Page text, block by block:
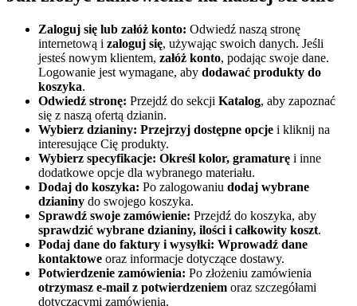
Zaloguj się lub załóż konto: Odwiedź naszą stronę
internetową i zaloguj się, używając swoich danych. Jeśli
jesteś nowym klientem, załóż konto, podając swoje dane.
Logowanie jest wymagane, aby dodawać produkty do
koszyka.
Odwiedź stronę: Przejdź do sekcji Katalog, aby zapoznać
się z naszą ofertą dzianin.
Wybierz dzianiny: Przejrzyj dostępne opcje i kliknij na
interesujące Cię produkty.
Wybierz specyfikacje: Określ kolor, gramaturę i inne
dodatkowe opcje dla wybranego materiału.
Dodaj do koszyka: Po zalogowaniu dodaj wybrane
dzianiny do swojego koszyka.
Sprawdź swoje zamówienie: Przejdź do koszyka, aby
sprawdzić wybrane dzianiny, ilości i całkowity koszt.
Podaj dane do faktury i wysyłki: Wprowadź dane
kontaktowe oraz informacje dotyczące dostawy.
Potwierdzenie zamówienia: Po złożeniu zamówienia
otrzymasz e-mail z potwierdzeniem oraz szczegółami
dotyczącymi zamówienia.